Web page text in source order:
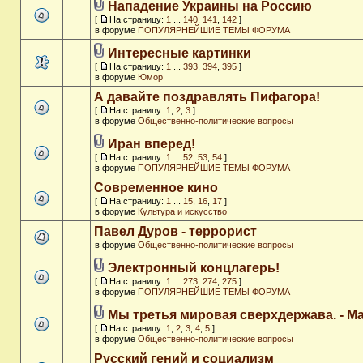
Нападение Украины на Россию
[ На страницу: 1 140 141 142 ]
в форуме ПОПУЛЯРНЕЙШИЕ ТЕМЫ ФОРУМА
Интересные картинки
[ На страницу: 1 393 394 395 ]
в форуме Юмор
А давайте поздравлять Пифагора!
[ На страницу: 1 2 3 ]
в форуме Общественно-политические вопросы
Иран вперед!
[ На страницу: 1 52 53 54 ]
в форуме ПОПУЛЯРНЕЙШИЕ ТЕМЫ ФОРУМА
Современное кино
[ На страницу: 1 15 16 17 ]
в форуме Культура и искусство
Павел Дуров - террорист
в форуме Общественно-политические вопросы
Электронный концлагерь!
[ На страницу: 1 273 274 275 ]
в форуме ПОПУЛЯРНЕЙШИЕ ТЕМЫ ФОРУМА
Мы третья мировая сверхдержава. -
[ На страницу: 1 2 3 4 5 ]
в форуме Общественно-политические вопросы
Русский гений и социализм